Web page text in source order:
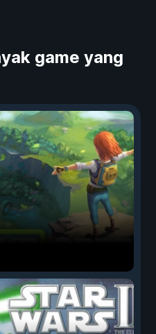
game yang